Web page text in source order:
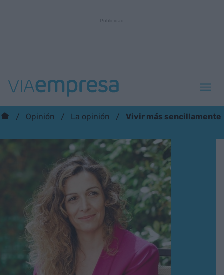
Opinión La opinión Vivir más sencillamente